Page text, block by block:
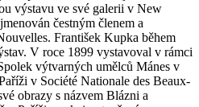
výstavu ve své galerii v New
čestným členem a
František Kupka během
V roce 1899 vystavoval v rámci
výtvarných umělců Mánes v
v Société Nationale des Beaux-
obrazy s názvem Blázni a